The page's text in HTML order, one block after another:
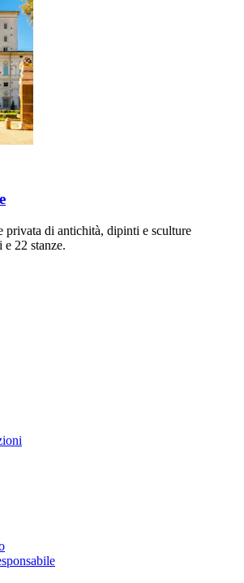
privata di antichità, dipinti e sculture
22 stanze.